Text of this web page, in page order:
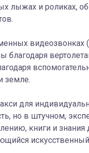
лыжах и роликах,
видеозвонках
земле.
для
но в штучном,
книги и знания
искусственный